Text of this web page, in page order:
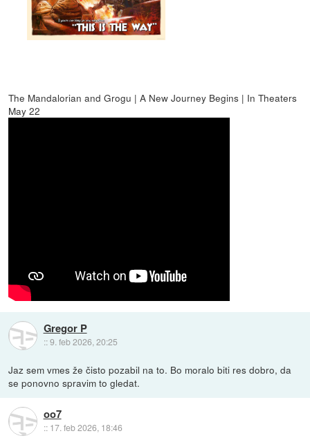
The Mandalorian and Grogu | A New Journey Begins | In Theaters
May 22
Gregor P
::9. feb 2026, 20:25
Jaz sem vmes že čisto pozabil na to. Bo moralo biti res dobro, da
se ponovno spravim to gledat.
oo7
:: 17. feb 2026, 18:46